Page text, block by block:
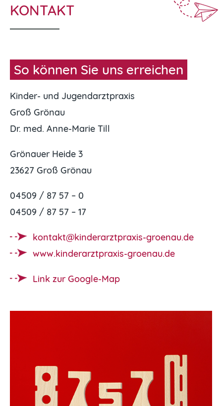
KONTAKT
So können Sie uns erreichen
Kinder- und Jugendarztpraxis
Groß Grönau
Dr. med. Anne-Marie Till
Grönauer Heide 3
23627 Groß Grönau
04509 / 87 57 – 0
04509 / 87 57 – 17
kontakt@kinderarztpraxis-groenau.de
www.kinderarztpraxis-groenau.de
Link zur Google-Map